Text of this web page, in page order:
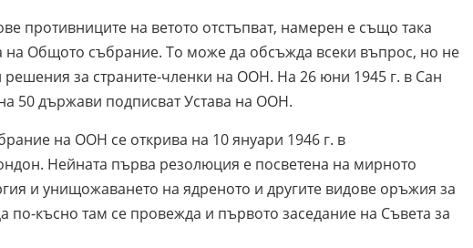
противниците на ветото отстъпват, намерен е също така
Общото събрание. То може да обсъжда всеки въпрос, но не
за страните-членки на ООН. На 26 юни 1945 г. в Сан
50 държави подписват Устава на ООН.
на ООН се открива на 10 януари 1946 г. в
Нейната първа резолюция е посветена на мирното
и унищожаването на ядреното и другите видове оръжия за
късно там се провежда и първото заседание на Съвета за